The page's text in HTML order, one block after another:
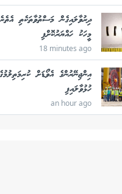
ދިރުވާލައިގެން މަސްތުވާތަކެތި
މީހަކު ހައްޔަރުކޮށްފި
18 minutes ago
އިންޖިނޭރުންގެ އެވޯޑަށް
ހުޅުވާލައިފި
an hour ago